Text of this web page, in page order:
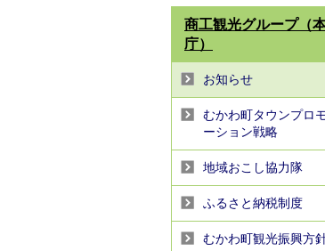
商工観光グループ（
庁）
お知らせ
むかわ町タウンプロ
ーション戦略
地域おこし協力隊
ふるさと納税制度
むかわ町観光振興方